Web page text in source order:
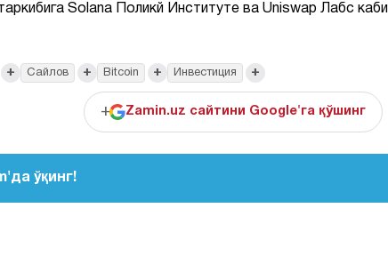
Solana Поликй Институте ва Uniswap Лабс
+ Сайлов + Bitcoin + Инвестиция +
+ Zamin.uz сайтини Google'га қўшинг
ўқинг!